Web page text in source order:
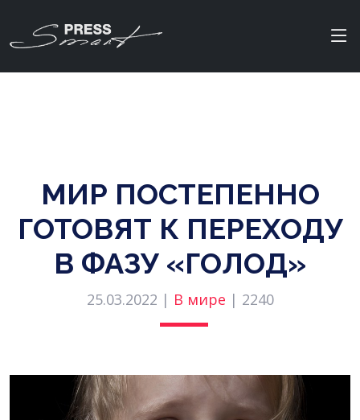
МИР ПОСТЕПЕННО
ГОТОВЯТ К ПЕРЕХОДУ
В ФАЗУ «ГОЛОД»
25.03.2022 | В мире | 2240